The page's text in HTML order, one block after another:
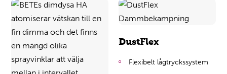
DustFlex
Flexibelt lågtryckssystem